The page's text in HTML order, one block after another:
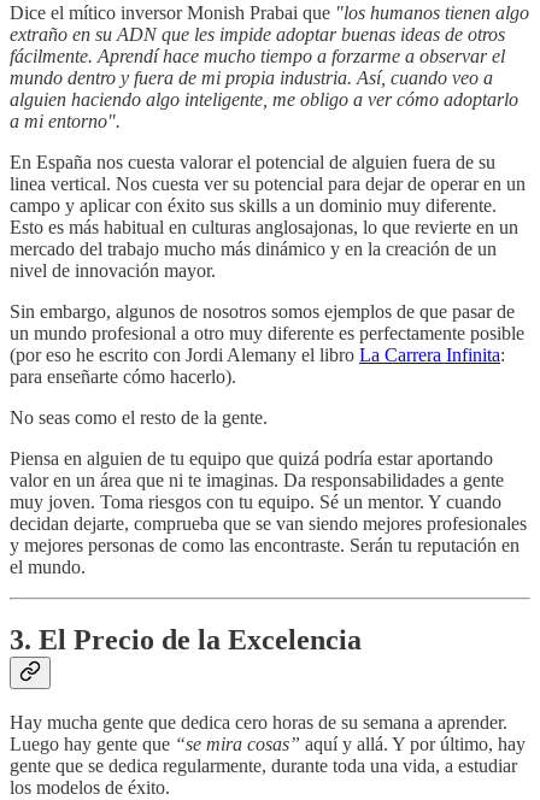
Dice el mítico inversor Monish Prabai que "los humanos tienen algo
extraño en su ADN que les impide adoptar buenas ideas de otros
fácilmente. Aprendí hace mucho tiempo a forzarme a observar el
mundo dentro y fuera de mi propia industria. Así, cuando veo a
alguien haciendo algo inteligente, me obligo a ver cómo adoptarlo
a mi entorno".
En España nos cuesta valorar el potencial de alguien fuera de su
linea vertical. Nos cuesta ver su potencial para dejar de operar en un
campo y aplicar con éxito sus skills a un dominio muy diferente.
Esto es más habitual en culturas anglosajonas, lo que revierte en un
mercado del trabajo mucho más dinámico y en la creación de un
nivel de innovación mayor.
Sin embargo, algunos de nosotros somos ejemplos de que pasar de
un mundo profesional a otro muy diferente es perfectamente posible
(por eso he escrito con Jordi Alemany el libro La Carrera Infinita:
para enseñarte cómo hacerlo).
No seas como el resto de la gente.
Piensa en alguien de tu equipo que quizá podría estar aportando
valor en un área que ni te imaginas. Da responsabilidades a gente
muy joven. Toma riesgos con tu equipo. Sé un mentor. Y cuando
decidan dejarte, comprueba que se van siendo mejores profesionales
y mejores personas de como las encontraste. Serán tu reputación en
el mundo.
3. El Precio de la Excelencia
Hay mucha gente que dedica cero horas de su semana a aprender.
Luego hay gente que “se mira cosas” aquí y allá. Y por último, hay
gente que se dedica regularmente, durante toda una vida, a estudiar
los modelos de éxito.